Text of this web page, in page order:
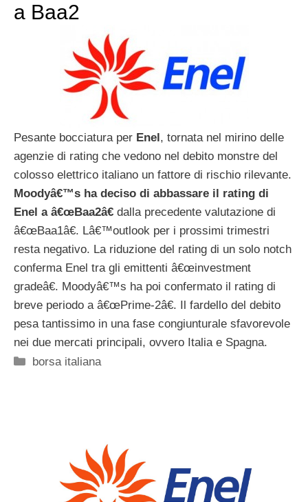
a Baa2
Pesante bocciatura per Enel , tornata nel mirino delle
agenzie di rating che vedono nel debito monstre del
colosso elettrico italiano un fattore di rischio rilevante.
Moodyâ€™s ha deciso di abbassare il rating di
Enel a â€œBaa2â€ dalla precedente valutazione di
â€œBaa1â€. Lâ€™outlook per i prossimi trimestri
resta negativo. La riduzione del rating di un solo notch
conferma Enel tra gli emittenti â€œinvestment
gradeâ€. Moodyâ€™s ha poi confermato il rating di
breve periodo a â€œPrime-2â€. Il fardello del debito
pesa tantissimo in una fase congiunturale sfavorevole
nei due mercati principali, ovvero Italia e Spagna.
Categorie
borsa italiana